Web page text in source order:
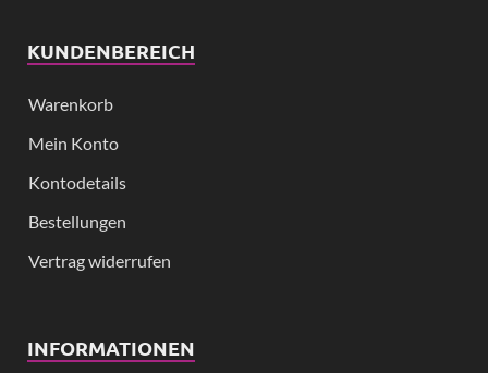
KUNDENBEREICH
Warenkorb
Mein Konto
Kontodetails
Bestellungen
Vertrag widerrufen
INFORMATIONEN